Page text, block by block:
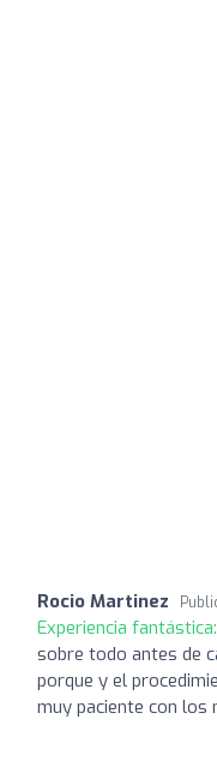
Rocio Martinez
Experiencia fantástica:
sobre todo antes de
porque y el
muy paciente con los